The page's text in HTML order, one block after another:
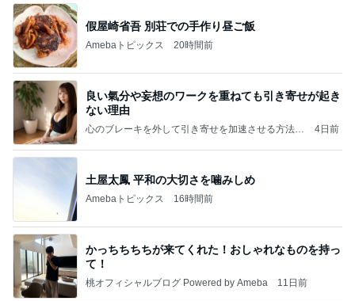
假屋崎省吾 別荘での手作り昼ご飯
Amebaトピックス 20時間前
良い氣分や妄想のワークを重ねても引き寄せが起き
ない理由
心のブレーキを外して引き寄せを加速させる方法：
4日前
土屋太鳳 平和の大切さを噛みしめ
Amebaトピックス 16時間前
かっちちちちが来てくれた！おしゃれなものを持っ
て！
桃オフィシャルブログ Powered by Ameba 11日前